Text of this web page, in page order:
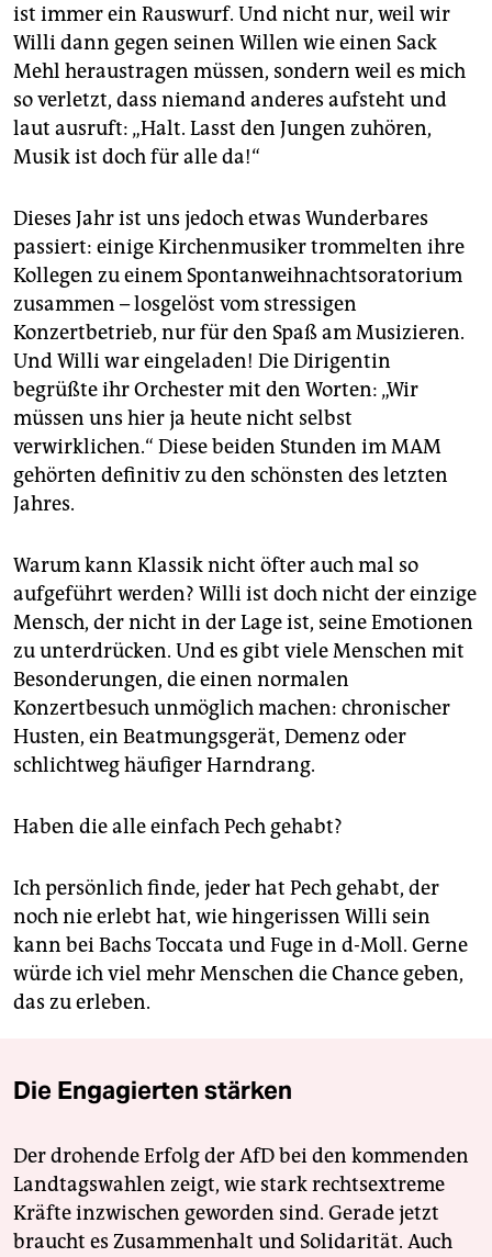
ist immer ein Rauswurf. Und nicht nur, weil wir
Willi dann gegen seinen Willen wie einen Sack
Mehl heraustragen müssen, sondern weil es mich
so verletzt, dass niemand anderes aufsteht und
laut ausruft: „Halt. Lasst den Jungen zuhören,
Musik ist doch für alle da!“
Dieses Jahr ist uns jedoch etwas Wunderbares
passiert: einige Kirchenmusiker trommelten ihre
Kollegen zu einem Spontanweihnachtsoratorium
zusammen – losgelöst vom stressigen
Konzertbetrieb, nur für den Spaß am Musizieren.
Und Willi war eingeladen! Die Dirigentin
begrüßte ihr Orchester mit den Worten: „Wir
müssen uns hier ja heute nicht selbst
verwirklichen.“ Diese beiden Stunden im MAM
gehörten definitiv zu den schönsten des letzten
Jahres.
Warum kann Klassik nicht öfter auch mal so
aufgeführt werden? Willi ist doch nicht der einzige
Mensch, der nicht in der Lage ist, seine Emotionen
zu unterdrücken. Und es gibt viele Menschen mit
Besonderungen, die einen normalen
Konzertbesuch unmöglich machen: chronischer
Husten, ein Beatmungsgerät, Demenz oder
schlichtweg häufiger Harndrang.
Haben die alle einfach Pech gehabt?
Ich persönlich finde, jeder hat Pech gehabt, der
noch nie erlebt hat, wie hingerissen Willi sein
kann bei Bachs Toccata und Fuge in d-Moll. Gerne
würde ich viel mehr Menschen die Chance geben,
das zu erleben.
Die Engagierten stärken
Der drohende Erfolg der AfD bei den kommenden
Landtagswahlen zeigt, wie stark rechtsextreme
Kräfte inzwischen geworden sind. Gerade jetzt
braucht es Zusammenhalt und Solidarität. Auch